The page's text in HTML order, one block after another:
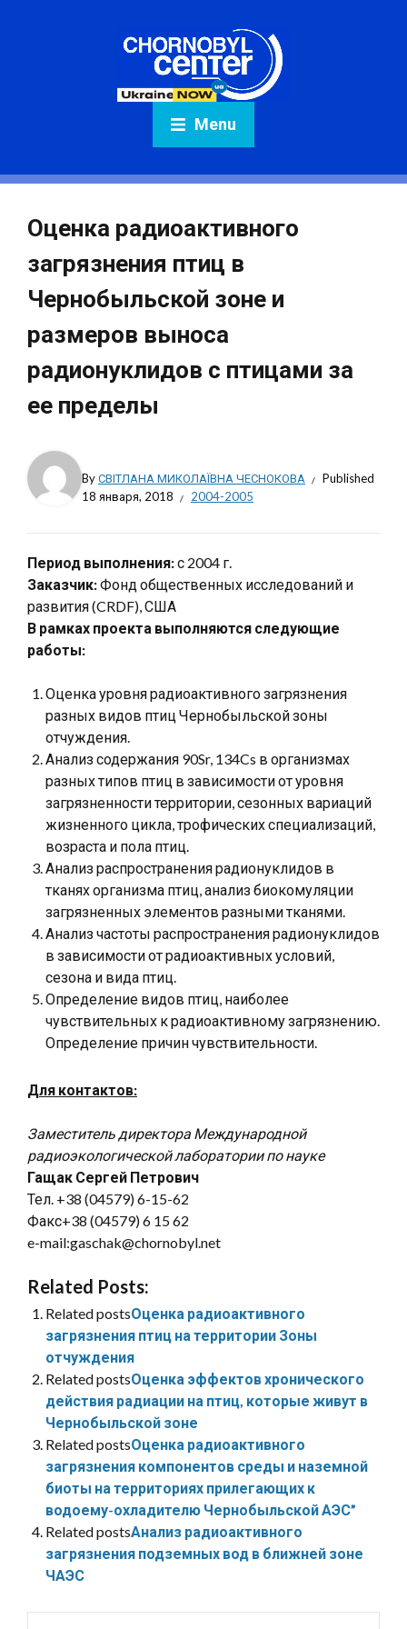
Menu
Оценка радиоактивного
загрязнения птиц в
Чернобыльской зоне и
размеров выноса
радионуклидов с птицами за
ее пределы
ByСВІТЛАНА МИКОЛАЇВНА ЧЕСНОКОВА
Published
18 января, 2018
2004-2005
Период выполнения:с 2004 г.
Заказчик:Фонд общественных исследований и
развития (CRDF), США
В рамках проекта выполняются следующие
работы:
Оценка уровня радиоактивного загрязнения
разных видов птиц Чернобыльской зоны
отчуждения.
Анализ содержания 90Sr, 134Cs в организмах
разных типов птиц в зависимости от уровня
загрязненности территории, сезонных вариаций
жизненного цикла, трофических специализаций,
возраста и пола птиц.
Анализ распространения радионуклидов в
тканях организма птиц, анализ биокомуляции
загрязненных элементов разными тканями.
Анализ частоты распространения радионуклидов
в зависимости от радиоактивных условий,
сезона и вида птиц.
Определение видов птиц, наиболее
чувствительных к радиоактивному загрязнению.
Определение причин чувствительности.
Для контактов:
Заместитель директора Международной
радиоэкологической лаборатории по науке
Гащак Сергей Петрович
Тел. +38 (04579) 6-15-62
Факс+38 (04579) 6 15 62
e-mail:gaschak@chornobyl.net
Related Posts:
Related postsОценка радиоактивного
загрязнения птиц на территории Зоны
отчуждения
Related postsОценка эффектов хронического
действия радиации на птиц, которые живут в
Чернобыльской зоне
Related postsОценка радиоактивного
загрязнения компонентов среды и наземной
биоты на территориях прилегающих к
водоему-охладителю Чернобыльской АЭС”
Related postsАнализ радиоактивного
загрязнения подземных вод в ближней зоне
ЧАЭС